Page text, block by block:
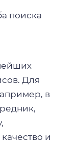
поиска
Для
в
и